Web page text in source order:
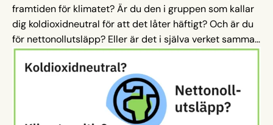
framtiden för klimatet? Är du den i gruppen som kallar
dig koldioxidneutral för att det låter häftigt? Och är du
för nettonollutsläpp? Eller är det i själva verket samma
sak? Ingen fara – i den här artikeln får du lära dig allt
om skillnaderna, likheterna och vad begreppen
koldioxidneutral, nettonollutsläpp och klimatpositiv
egentligen innebär, så att du slipper vara den som gör
bort dig i en diskussion om miljö och klimat på AW:n